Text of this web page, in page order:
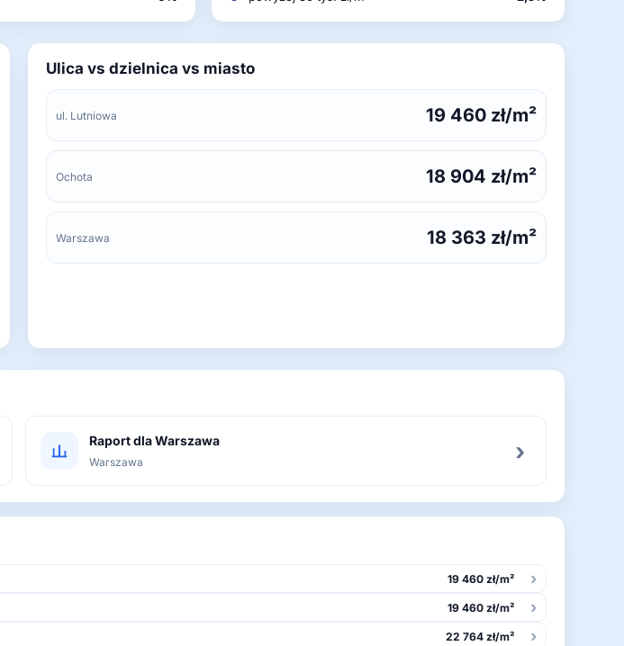
Ulica vs dzielnica vs miasto
ul. Lutniowa 19 460 zł/m²
Ochota 18 904 zł/m²
Warszawa 18 363 zł/m²
Raport dla Warszawa
Warszawa ›
19 460 zł/m² ›
19 460 zł/m² ›
22 764 zł/m² ›